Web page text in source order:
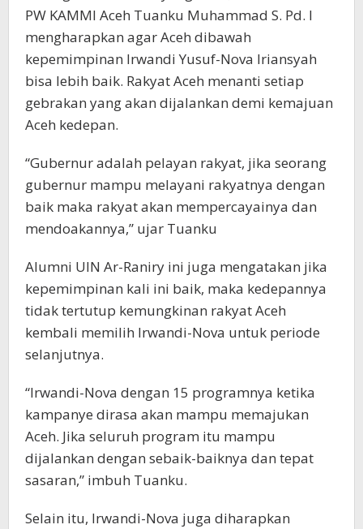
PW KAMMI Aceh Tuanku Muhammad S. Pd. I
mengharapkan agar Aceh dibawah
kepemimpinan Irwandi Yusuf-Nova Iriansyah
bisa lebih baik. Rakyat Aceh menanti setiap
gebrakan yang akan dijalankan demi kemajuan
Aceh kedepan.
“Gubernur adalah pelayan rakyat, jika seorang
gubernur mampu melayani rakyatnya dengan
baik maka rakyat akan mempercayainya dan
mendoakannya,” ujar Tuanku
Alumni UIN Ar-Raniry ini juga mengatakan jika
kepemimpinan kali ini baik, maka kedepannya
tidak tertutup kemungkinan rakyat Aceh
kembali memilih Irwandi-Nova untuk periode
selanjutnya.
“Irwandi-Nova dengan 15 programnya ketika
kampanye dirasa akan mampu memajukan
Aceh. Jika seluruh program itu mampu
dijalankan dengan sebaik-baiknya dan tepat
sasaran,” imbuh Tuanku.
Selain itu, Irwandi-Nova juga diharapkan